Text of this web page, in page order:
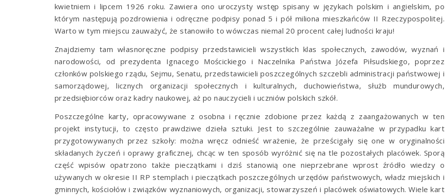
kwietniem i lipcem 1926 roku. Zawiera ono uroczysty wstęp spisany w językach polskim i angielskim, po
którym następują pozdrowienia i odręczne podpisy ponad 5 i pół miliona mieszkańców II Rzeczypospolitej.
Warto w tym miejscu zauważyć, że stanowiło to wówczas niemal 20 procent całej ludności kraju!
Znajdziemy tam własnoręczne podpisy przedstawicieli wszystkich klas społecznych, zawodów, wyznań i
narodowości, od prezydenta Ignacego Mościckiego i Naczelnika Państwa Józefa Piłsudskiego, poprzez
członków polskiego rządu, Sejmu, Senatu, przedstawicieli poszczególnych szczebli administracji państwowej i
samorządowej, licznych organizacji społecznych i kulturalnych, duchowieństwa, służb mundurowych,
przedsiębiorców oraz kadry naukowej, aż po nauczycieli i uczniów polskich szkół.
Poszczególne karty, opracowywane z osobna i ręcznie zdobione przez każdą z zaangażowanych w ten
projekt instytucji, to często prawdziwe dzieła sztuki. Jest to szczególnie zauważalne w przypadku kart
przygotowywanych przez szkoły: można wręcz odnieść wrażenie, że prześcigały się one w oryginalności
składanych życzeń i oprawy graficznej, chcąc w ten sposób wyróżnić się na tle pozostałych placówek. Sporą
część wpisów opatrzono także pieczątkami i dziś stanowią one nieprzebrane wprost źródło wiedzy o
używanych w okresie II RP stemplach i pieczątkach poszczególnych urzędów państwowych, władz miejskich i
gminnych, kościołów i związków wyznaniowych, organizacji, stowarzyszeń i placówek oświatowych. Wiele kart